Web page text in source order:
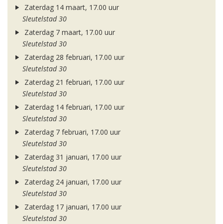
Zaterdag 14 maart, 17.00 uur
Sleutelstad 30
Zaterdag 7 maart, 17.00 uur
Sleutelstad 30
Zaterdag 28 februari, 17.00 uur
Sleutelstad 30
Zaterdag 21 februari, 17.00 uur
Sleutelstad 30
Zaterdag 14 februari, 17.00 uur
Sleutelstad 30
Zaterdag 7 februari, 17.00 uur
Sleutelstad 30
Zaterdag 31 januari, 17.00 uur
Sleutelstad 30
Zaterdag 24 januari, 17.00 uur
Sleutelstad 30
Zaterdag 17 januari, 17.00 uur
Sleutelstad 30